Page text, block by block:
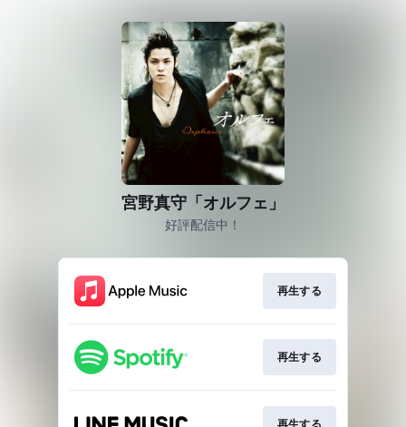
宮野真守「オルフェ」
好評配信中！
再生する
再生する
再生する